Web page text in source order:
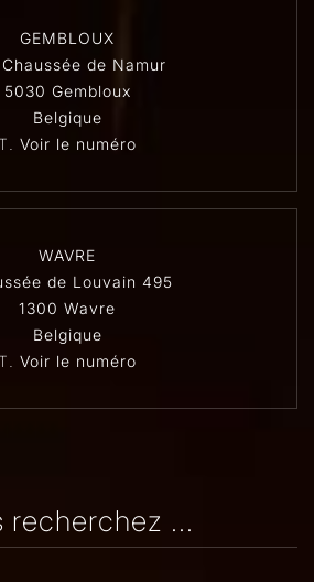
GEMBLOUX
de Namur
5030 Gembloux
Belgique
T. Voir le numéro
WAVRE
de Louvain 495
1300 Wavre
Belgique
T. Voir le numéro
recherchez ...